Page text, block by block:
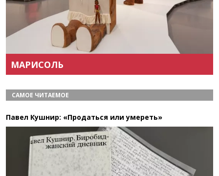
МАРИСОЛЬ
САМОЕ ЧИТАЕМОЕ
Павел Кушнир: «Продаться или умереть»